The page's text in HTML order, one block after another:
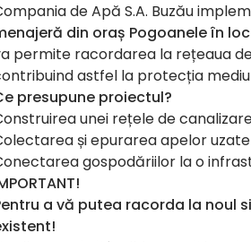
de Apă S.A. Buzău
din oraș Pogoanele în
permite racordarea la rețeaua
astfel la protecția
presupune proiectul?
unei rețele de
și epurarea apelor
gospodăriilor la o
a vă putea racorda la noul